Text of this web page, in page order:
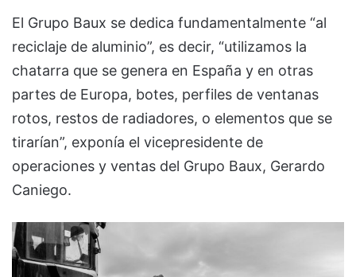
El Grupo Baux se dedica fundamentalmente “al
reciclaje de aluminio”, es decir, “utilizamos la
chatarra que se genera en España y en otras
partes de Europa, botes, perfiles de ventanas
rotos, restos de radiadores, o elementos que se
tirarían”, exponía el vicepresidente de
operaciones y ventas del Grupo Baux, Gerardo
Caniego.